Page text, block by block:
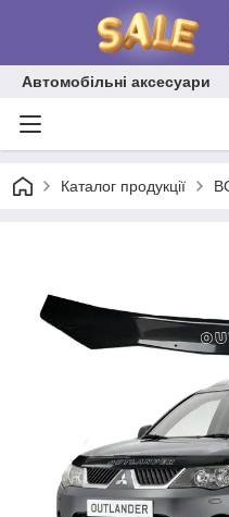
Автомобільні аксесуари
Каталог продукції